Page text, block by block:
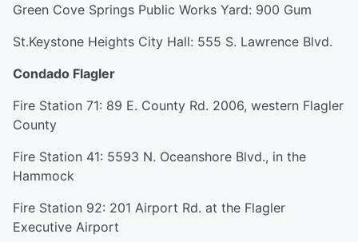
Green Cove Springs Public Works Yard: 900 Gum
St.Keystone Heights City Hall: 555 S. Lawrence Blvd.
Condado Flagler
Fire Station 71: 89 E. County Rd. 2006, western Flagler
County
Fire Station 41: 5593 N. Oceanshore Blvd., in the
Hammock
Fire Station 92: 201 Airport Rd. at the Flagler
Executive Airport